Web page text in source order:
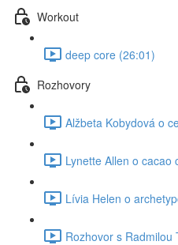
Workout
deep core (26:01)
Rozhovory
Alžbeta Kobydová o
Lynette Allen o cacao
Lívia Helen o
Rozhovor s Radmilou